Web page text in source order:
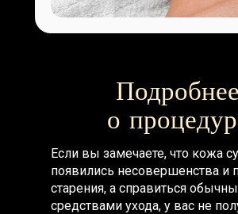
Если вы замечаете, что кожа
появились несовершенства и
старения, а справиться
средствами ухода, у вас не
Подробнее
о